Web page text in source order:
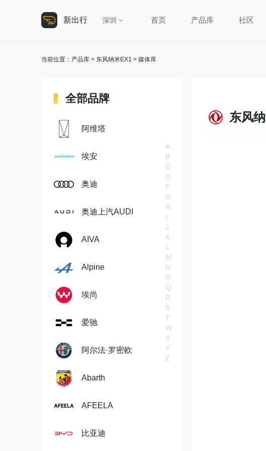
新出行 深圳 首页 产品库 社区
当前位置： 产品库 > 东风纳米EX1 > 媒体库
全部品牌
A
B
C
D
F
G
H
I
J
K
L
M
N
O
Q
R
S
T
W
X
Y
Z
阿维塔
埃安
奥迪
奥迪上汽AUDI
AIVA
Alpine
埃尚
爱驰
阿尔法·罗密欧
Abarth
AFEELA
比亚迪
东风